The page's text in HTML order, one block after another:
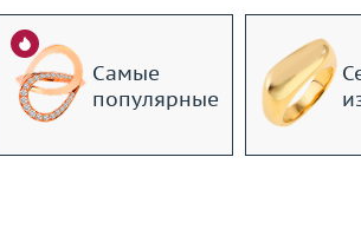
Самые
популярные